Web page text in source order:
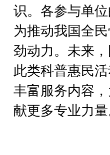
识。各参与单
为推动我国全
劲动力。未来
此类科普惠民
丰富服务内容
献更多专业力量